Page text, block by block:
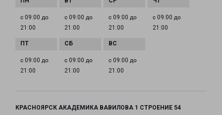
с 09:00 до
21:00
с 09:00 до
21:00
с 09:00 до
21:00
с 09:00 до
21:00
с 09:00 до
21:00
с 09:00 до
21:00
с 09:00 до
21:00
КРАСНОЯРСК АКАДЕМИКА ВАВИЛОВА 1 СТРОЕНИЕ 54